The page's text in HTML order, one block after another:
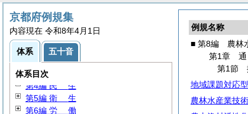
例規名称
■ 第8編 農林
第1章
第1節
地域課題対応
農林水産業技
京都府例規集
内容現在 令和8年4月1日
体系 五十音
体系目次
第1編総規
第2編人事
第3編
第4編 民 生
第5編 衛 生
第6編 労 働